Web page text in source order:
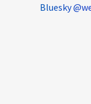
chronik.LE in der
Bluesky